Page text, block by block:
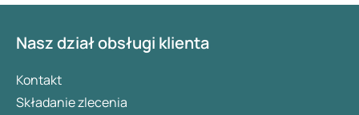
Nasz dział obsługi klienta
Kontakt
Składanie zlecenia